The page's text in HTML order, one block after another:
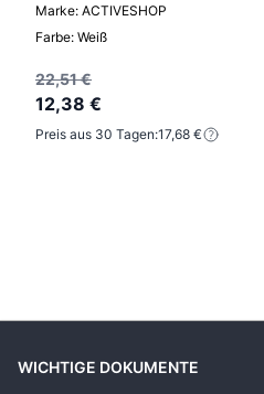
Marke: ACTIVESHOP
Farbe: Weiß
22,51 €
12,38 €
Preis aus 30 Tagen:17,68 €
WICHTIGE DOKUMENTE